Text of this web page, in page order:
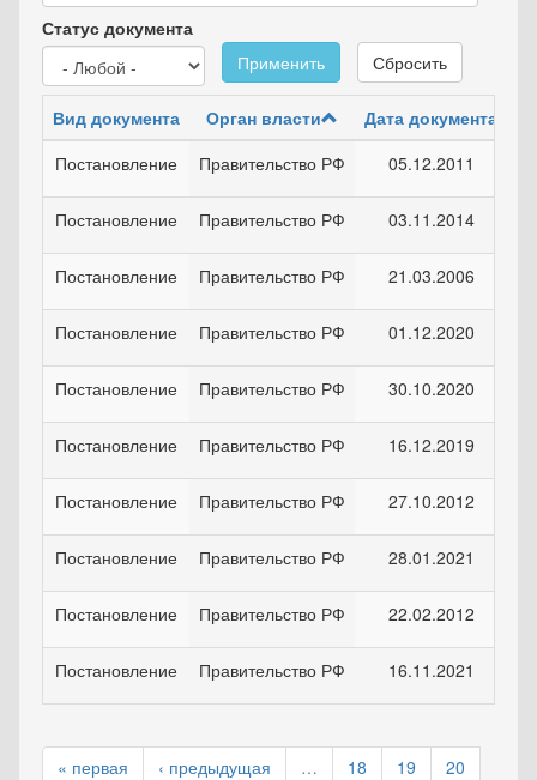
Статус документа
Применить
Сбросить
Вид документа Орган власти Дата документа
Постановление
Правительство РФ 05.12.2011
Постановление Правительство РФ 03.11.2014
Постановление Правительство РФ 21.03.2006
Постановление Правительство РФ 01.12.2020
Постановление Правительство РФ 30.10.2020
Постановление Правительство РФ 16.12.2019
Постановление Правительство РФ 27.10.2012
Постановление Правительство РФ 28.01.2021
Постановление Правительство РФ 22.02.2012
Постановление Правительство РФ 16.11.2021
« первая ‹ предыдущая … 18 19
20